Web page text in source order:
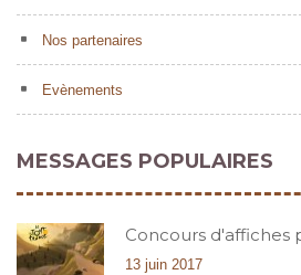
Nos partenaires
Evènements
MESSAGES POPULAIRES
Concours d'affiches
13 juin 2017